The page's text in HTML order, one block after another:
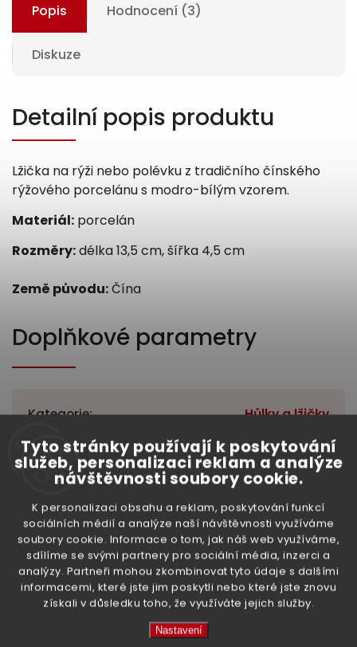
Tyto stránky používají k poskytování
služeb, personalizaci reklam a analýze
návštěvnosti soubory cookie.
K personalizaci obsahu a reklam, poskytování funkcí
sociálních médií a analýze naší návštěvnosti využíváme
soubory cookie. Informace o tom, jak náš web využíváme,
sdílíme se svými partnery pro sociální média, inzerci a
analýzy. Partneři mohou zkombinovat tyto údaje s dalšími
informacemi, které jste jim poskytli nebo které jste znovu
získali v důsledku toho, že využíváte jejich služby.
Nastavení
Popis Hodnocení (3)
Diskuze
Detailní popis produktu
Lžička na rýži nebo polévku z tradičního čínského
rýžového porcelánu s modro-bílým vzorem.
Materiál: porcelán
Rozměry:délka 13,5 cm, šířka 4,5 cm
Země původu:Čína
Doplňkové parametry
Kategorie: Hůlky a lžičky
Hmotnost: 0.03 kg
3330197922906
Položka byla vyprodána…
High-contrast mode
Související produkty: